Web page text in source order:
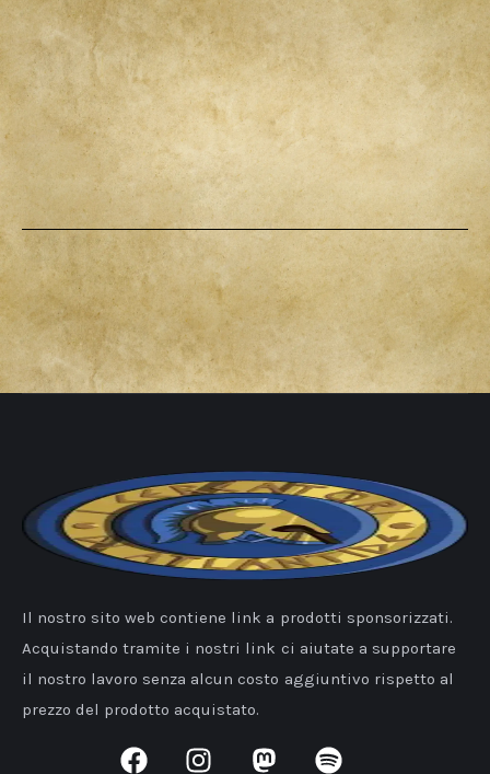
Il nostro sito web contiene link a prodotti sponsorizzati.
Acquistando tramite i nostri link ci aiutate a supportare
il nostro lavoro senza alcun costo aggiuntivo rispetto al
prezzo del prodotto acquistato.